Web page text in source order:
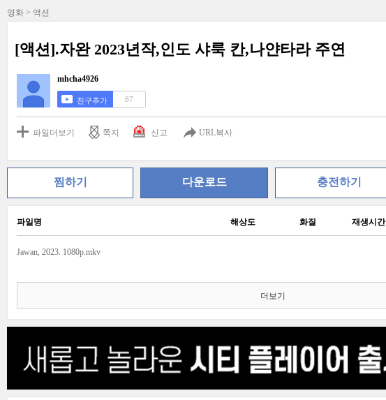
영화 > 액션
[액션].자완 2023년작,인도 샤룩 칸,나얀타라 주연
mhcha4926
친구추가 87
파일더보기 쪽지 신고 URL복사
찜하기 다운로드 충전하기
파일명 해상도 화질 재생시간
Jawan, 2023. 1080p.mkv
더보기